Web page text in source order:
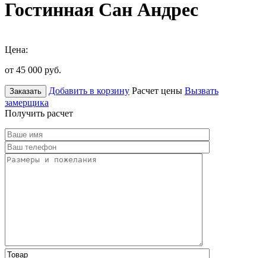
Гостинная Сан Андрес
Цена:
от 45 000 руб.
Заказать Добавить в корзину Расчет цены Вызвать
замерщика
Получить расчет